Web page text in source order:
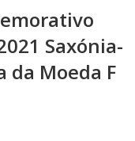
Saxónia-
da Moeda Fda
5,00